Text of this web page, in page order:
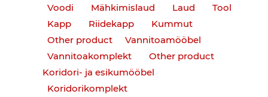
Voodi
Mähkimislaud Laud
Tool
Kapp
Riidekapp
Kummut
Other product
Vannitoamööbel
Vannitoakomplekt
Other product
Koridori- ja esikumööbel
Koridorikomplekt